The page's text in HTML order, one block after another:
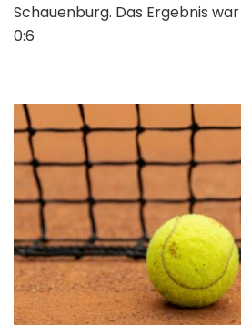
Schauenburg. Das Ergebnis
0:6